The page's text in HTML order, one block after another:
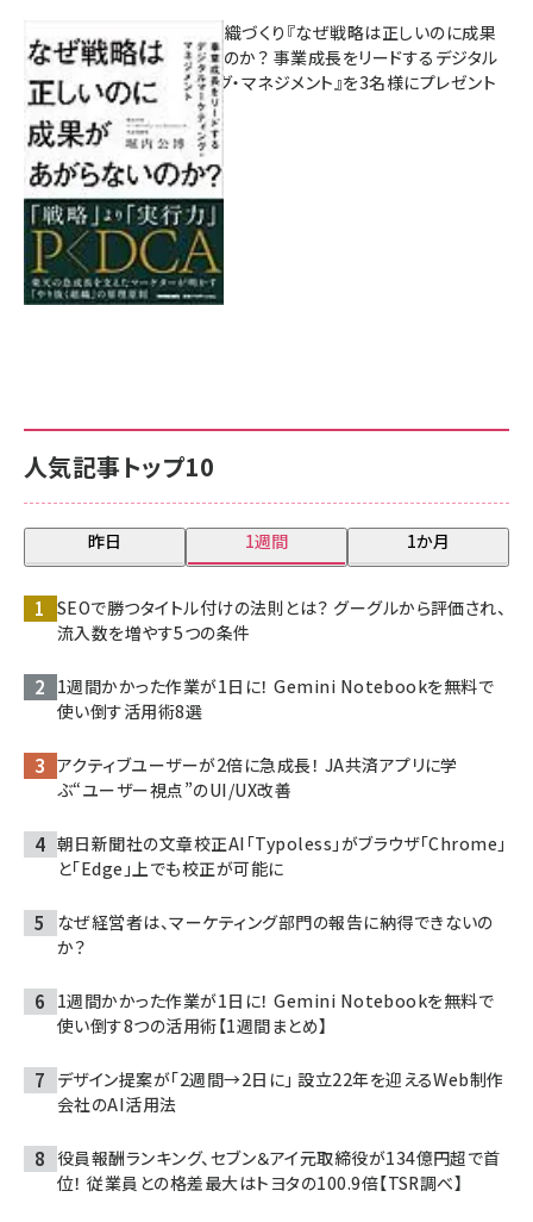
人気記事トップ10
昨日 1週間 1か月
SEOで勝つタイトル付けの法則とは？ グーグルから評価され、
流入数を増やす5つの条件
1週間かかった作業が1日に！ Gemini Notebookを無料で
使い倒す活用術8選
アクティブユーザーが2倍に急成長！ JA共済アプリに学
ぶ“ユーザー視点”のUI/UX改善
朝日新聞社の文章校正AI「Typoless」がブラウザ「Chrome」
と「Edge」上でも校正が可能に
なぜ経営者は、マーケティング部門の報告に納得できないの
か？
1週間かかった作業が1日に！ Gemini Notebookを無料で
使い倒す8つの活用術【1週間まとめ】
デザイン提案が「2週間→2日に」 設立22年を迎えるWeb制作
会社のAI活用法
役員報酬ランキング、セブン＆アイ元取締役が134億円超で首
位！ 従業員との格差最大はトヨタの100.9倍【TSR調べ】
成果を生む組織づくり『なぜ戦略は正しいのに成果
があがらないのか？ 事業成長をリードするデジタル
マーケティング・マネジメント』を3名様にプレゼント
8月7日 10:00